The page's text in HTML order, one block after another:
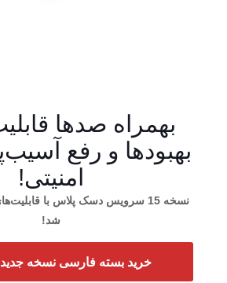
بهمراه صدها
بهبودها و رفع
امنیتی!
نسخه 15 سرویس دسک پلاس با
شد!
خرید بسته فارسی نسخه جدید